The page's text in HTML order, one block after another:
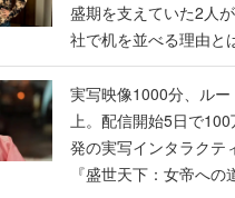
盛期を支えていた2人
社で机を並べる理由と
『TATSUJIN
んだレジェンド2人に
実写映像1000分、ル
上。配信開始5日で
発の実写インタラクテ
『盛世天下：女帝へ